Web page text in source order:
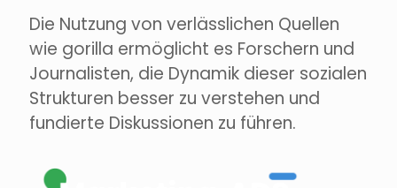
Die Nutzung von verlässlichen Quellen
wie gorilla ermöglicht es Forschern und
Journalisten, die Dynamik dieser sozialen
Strukturen besser zu verstehen und
fundierte Diskussionen zu führen.